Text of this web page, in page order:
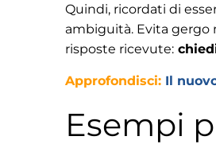
Quindi, ricordati di
ambiguità. Evita gergo
risposte ricevute:
Approfondisci: Il
Esempi